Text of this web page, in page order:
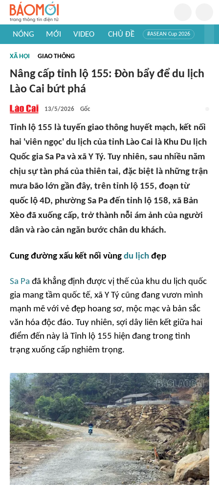
NÓNG MỚI VIDEO CHỦ ĐỀ #ASEAN Cup 2026
#Khám phá thế giới
XÃ HỘI GIAO THÔNG
Nâng cấp tỉnh lộ 155: Đòn bẩy để du lịch
Lào Cai bứt phá
13/5/2026 Gốc
Tỉnh lộ 155 là tuyến giao thông huyết mạch, kết nối
hai 'viên ngọc' du lịch của tỉnh Lào Cai là Khu Du lịch
Quốc gia Sa Pa và xã Y Tý. Tuy nhiên, sau nhiều năm
chịu sự tàn phá của thiên tai, đặc biệt là những trận
mưa bão lớn gần đây, trên tỉnh lộ 155, đoạn từ
quốc lộ 4D, phường Sa Pa đến tỉnh lộ 158, xã Bản
Xèo đã xuống cấp, trở thành nỗi ám ảnh của người
dân và rào cản ngăn bước chân du khách.
Cung đường xấu kết nối vùng du lịch đẹp
Sa Pa đã khẳng định được vị thế của khu du lịch quốc
gia mang tầm quốc tế, xã Y Tý cũng đang vươn mình
mạnh mẽ với vẻ đẹp hoang sơ, mộc mạc và bản sắc
văn hóa độc đáo. Tuy nhiên, sợi dây liên kết giữa hai
điểm đến này là Tỉnh lộ 155 hiện đang trong tình
trạng xuống cấp nghiêm trọng.